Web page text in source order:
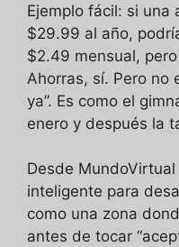
Ejemplo fácil: si una
$29.99 al año,
$2.49 mensual,
Ahorras, sí. Pero no
ya”. Es como el
enero y después la
Desde
inteligente para
como una zona
antes de tocar